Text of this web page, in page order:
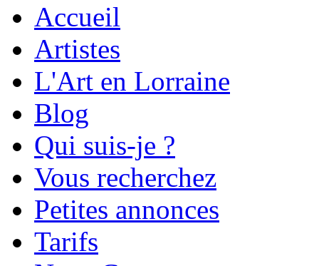
Accueil
Artistes
L'Art en Lorraine
Blog
Qui suis-je ?
Vous recherchez
Petites annonces
Tarifs